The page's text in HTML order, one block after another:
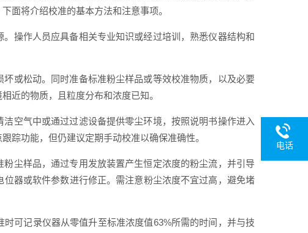
面将介绍校准的基本方法和注意事项。
操作人员应具备相关专业知识或经过培训，熟悉仪器结构和
或松动。同时准备标准粉尘样品或等效校准物质，以及必要
近的物质，且粒度分布和浓度已知。
空气中或通过过滤设备提供零尘环境，按照说明书操作进入
踪功能，但仍建议定期手动校准以确保准确性。
尘样品，通过专用发放装置产生恒定浓度的粉尘流，并引导
器或软件参数进行修正。需注意粉尘浓度不宜过高，避免堵
可记录仪器从零值升至标准浓度值63%所需的时间，并与技
电话